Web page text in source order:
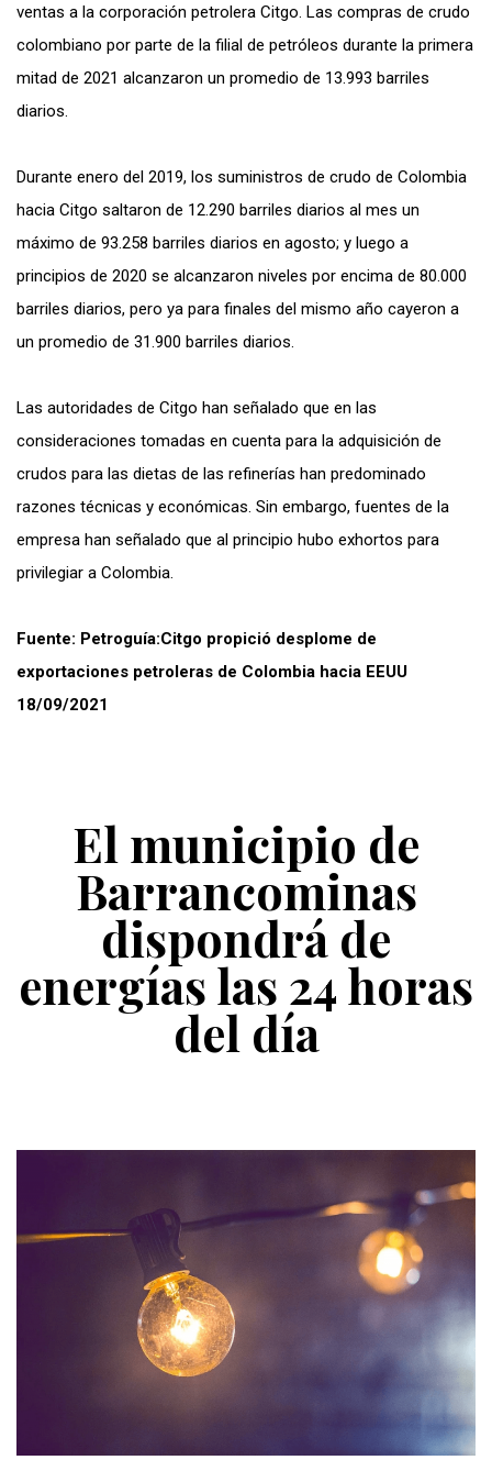
ventas a la corporación petrolera Citgo. Las compras de crudo
colombiano por parte de la filial de petróleos durante la primera
mitad de 2021 alcanzaron un promedio de 13.993 barriles
diarios.
Durante enero del 2019, los suministros de crudo de Colombia
hacia Citgo saltaron de 12.290 barriles diarios al mes un
máximo de 93.258 barriles diarios en agosto; y luego a
principios de 2020 se alcanzaron niveles por encima de 80.000
barriles diarios, pero ya para finales del mismo año cayeron a
un promedio de 31.900 barriles diarios.
Las autoridades de Citgo han señalado que en las
consideraciones tomadas en cuenta para la adquisición de
crudos para las dietas de las refinerías han predominado
razones técnicas y económicas. Sin embargo, fuentes de la
empresa han señalado que al principio hubo exhortos para
privilegiar a Colombia.
Fuente: Petroguía:Citgo propició desplome de
exportaciones petroleras de Colombia hacia EEUU
18/09/2021
El municipio de
Barrancominas
dispondrá de
energías las 24 horas
del día